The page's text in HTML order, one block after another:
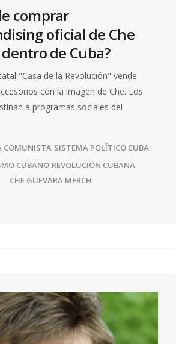
comprar
oficial de Che
de Cuba?
"Casa de la Revolución" vende
con la imagen de Che. Los
a programas sociales del
COMUNISTA SISTEMA POLÍTICO CUBA
CUBANO REVOLUCIÓN CUBANA
CHE GUEVARA MERCH